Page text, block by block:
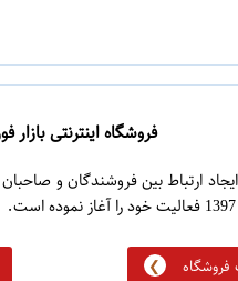
فروشگاه اینترنتی بازار
ارتباط بین فروشندگان و